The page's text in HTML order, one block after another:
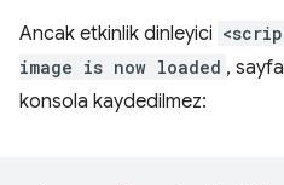
Ancak etkinlik dinleyici
image is now loaded ,
konsola kaydedilmez: